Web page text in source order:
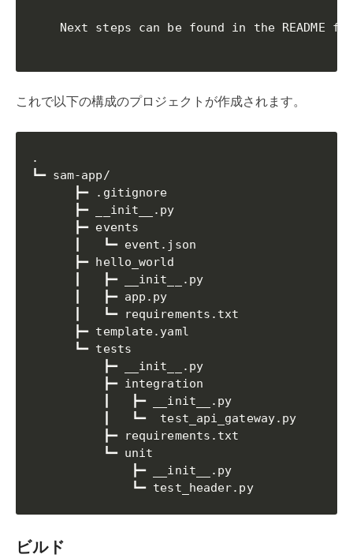
Next steps can be found in the README
これで以下の構成のプロジェクトが作成されます。
.
┗━ sam-app/
      ┣━ .gitignore
      ┣━ __init__.py
      ┣━ events
      ┃   ┗━ event.json
      ┣━ hello_world
      ┃   ┣━ __init__.py
      ┃   ┣━ app.py
      ┃   ┗━ requirements.txt
      ┣━ template.yaml
      ┗━ tests
          ┣━ __init__.py
          ┣━ integration
          ┃   ┣━ __init__.py
          ┃   ┗━  test_api_gateway.py
          ┣━ requirements.txt
          ┗━ unit
              ┣━ __init__.py
              ┗━ test_header.py
ビルド